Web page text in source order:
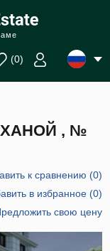
(0)
, №
к сравнению (0)
в избранное(0)
свою цену